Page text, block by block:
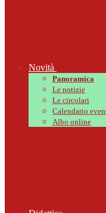
Novità
Panoramica
Le notizie
Le circolari
Calendario
Albo online